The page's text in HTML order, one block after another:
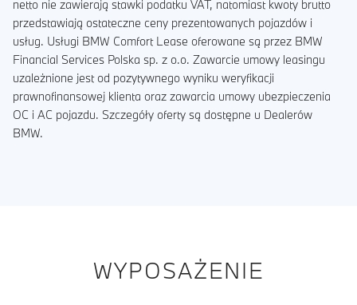
netto nie zawierają stawki podatku VAT, natomiast kwoty brutto
przedstawiają ostateczne ceny prezentowanych pojazdów i
usług. Usługi BMW Comfort Lease oferowane są przez BMW
Financial Services Polska sp. z o.o. Zawarcie umowy leasingu
uzależnione jest od pozytywnego wyniku weryfikacji
prawnofinansowej klienta oraz zawarcia umowy ubezpieczenia
OC i AC pojazdu. Szczegóły oferty są dostępne u Dealerów
BMW.
WYPOSAŻENIE